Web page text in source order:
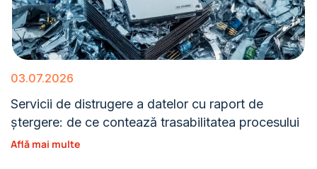
03.07.2026
Servicii de distrugere a datelor cu raport de
ștergere: de ce contează trasabilitatea procesului
Află mai multe